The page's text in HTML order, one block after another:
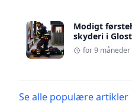
Modigt
skyderi i
for 9 måneder
Se alle populære artikler